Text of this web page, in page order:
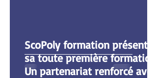
ScoPoly formation présente
sa toute première formation :
Un partenariat renforcé avec